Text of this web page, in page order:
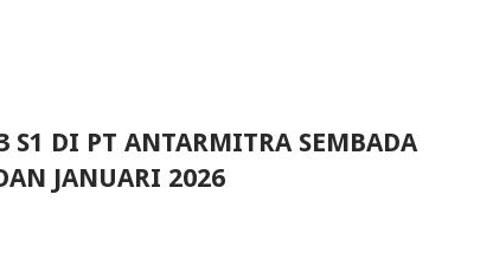
S1 DI PT ANTARMITRA SEMBADA
JANUARI 2026